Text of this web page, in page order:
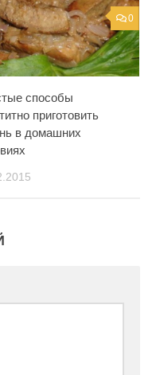
0
способы
приготовить
в домашних